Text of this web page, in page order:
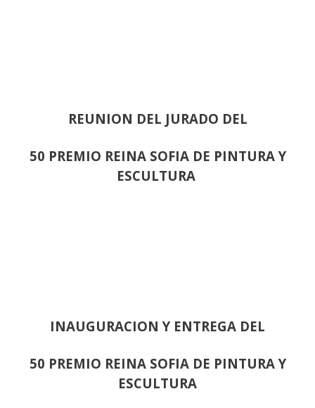
REUNION DEL JURADO DEL
50 PREMIO REINA SOFIA DE PINTURA Y
ESCULTURA
INAUGURACION Y ENTREGA DEL
50 PREMIO REINA SOFIA DE PINTURA Y
ESCULTURA